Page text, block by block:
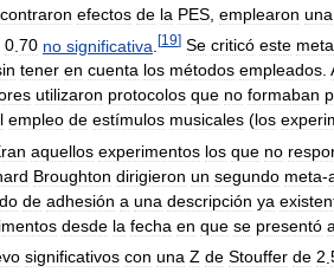
efectos de la PES emplearon una
0 70 no significativa [19] Se criticó este meta
tener en cuenta los métodos empleados
utilizaron protocolos que no formaban
empleo de estímulos musicales (los
aquellos experimentos los que no
Broughton dirigieron un segundo meta-
de adhesión a una descripción ya
desde la fecha en que se presentó a
significativos con una Z de Stouffer de 2